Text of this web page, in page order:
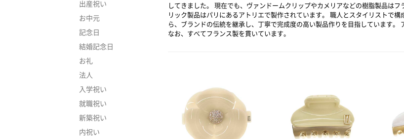
出産祝い
お中元
記念日
結婚記念日
お礼
法人
入学祝い
就職祝い
新築祝い
内祝い
してきました。 現在でも、ヴァンドームクリップやカメリアなどの樹脂製品は
リック製品はパリにあるアトリエで製作されています。 職人とスタイリストで
ら、ブランドの伝統を継承し、丁寧で完成度の高い製品作りを目指しています
なお、すべてフランス製を貫いています。